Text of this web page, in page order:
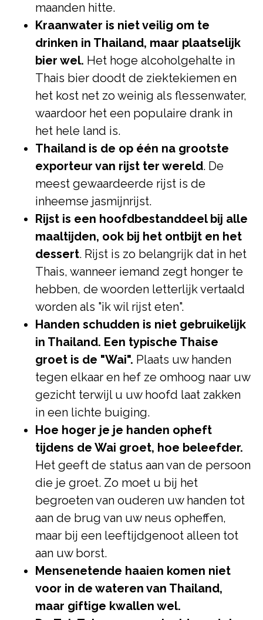
maanden hitte.
Kraanwater is niet veilig om te
drinken in Thailand, maar plaatselijk
bier wel. Het hoge alcoholgehalte in
Thais bier doodt de ziektekiemen en
het kost net zo weinig als flessenwater,
waardoor het een populaire drank in
het hele land is.
Thailand is de op één na grootste
exporteur van rijst ter wereld. De
meest gewaardeerde rijst is de
inheemse jasmijnrijst.
Rijst is een hoofdbestanddeel bij alle
maaltijden, ook bij het ontbijt en het
dessert. Rijst is zo belangrijk dat in het
Thais, wanneer iemand zegt honger te
hebben, de woorden letterlijk vertaald
worden als "ik wil rijst eten".
Handen schudden is niet gebruikelijk
in Thailand. Een typische Thaise
groet is de "Wai". Plaats uw handen
tegen elkaar en hef ze omhoog naar uw
gezicht terwijl u uw hoofd laat zakken
in een lichte buiging.
Hoe hoger je je handen opheft
tijdens de Wai groet, hoe beleefder.
Het geeft de status aan van de persoon
die je groet. Zo moet u bij het
begroeten van ouderen uw handen tot
aan de brug van uw neus opheffen,
maar bij een leeftijdgenoot alleen tot
aan uw borst.
Mensenetende haaien komen niet
voor in de wateren van Thailand,
maar giftige kwallen wel.